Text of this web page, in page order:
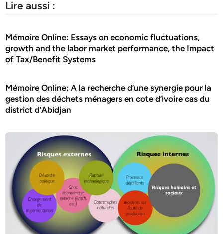
Lire aussi :
Mémoire Online: Essays on economic fluctuations,
growth and the labor market performance, the Impact
of Tax/Benefit Systems
Mémoire Online: A la recherche d’une synergie pour la
gestion des déchets ménagers en cote d’ivoire cas du
district d’Abidjan